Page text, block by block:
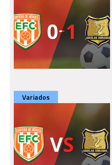
Variados